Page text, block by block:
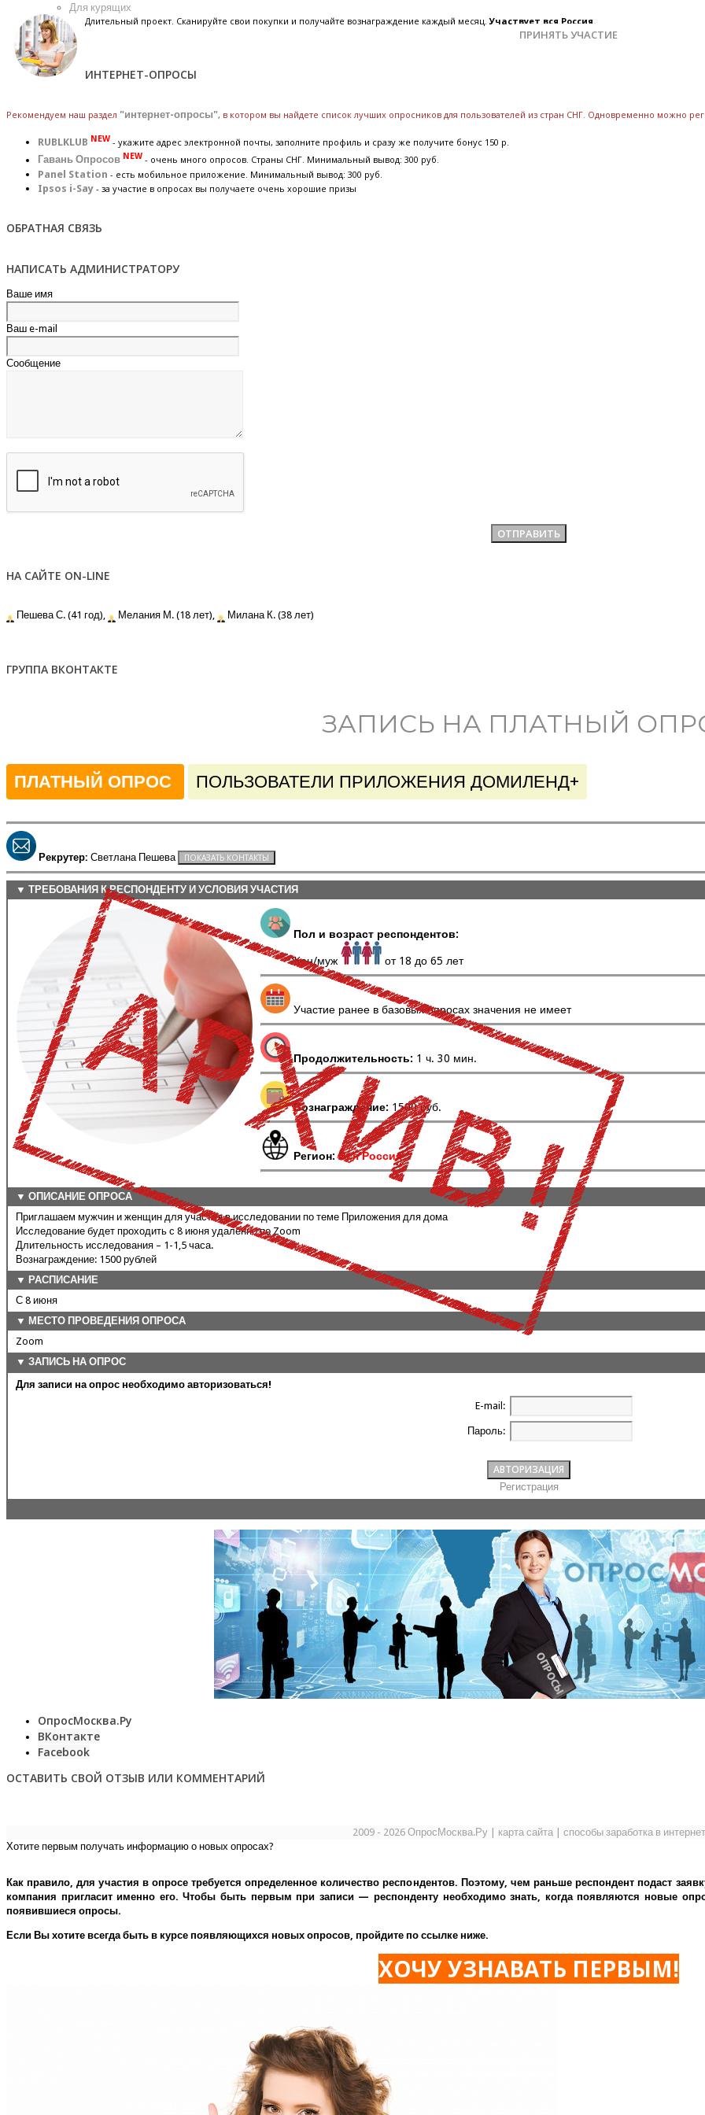
Для курящих
Длительный проект. Сканируйте свои покупки и получайте вознаграждение каждый месяц.Участвует вся Россия.
ПРИНЯТЬ УЧАСТИЕ
ИНТЕРНЕТ-ОПРОСЫ
Рекомендуем наш раздел "интернет-опросы", в котором вы найдете список лучших опросников для пользователей из стран СНГ. Одновременно можно
RUBLKLUB NEW - укажите адрес электронной почты, заполните профиль и сразу же получите бонус 150 р.
Гавань Опросов NEW - очень много опросов. Страны СНГ. Минимальный вывод: 300 руб.
Panel Station - есть мобильное приложение. Минимальный вывод: 300 руб.
Ipsos i-Say - за участие в опросах вы получаете очень хорошие призы
ОБРАТНАЯ СВЯЗЬ
НАПИСАТЬ АДМИНИСТРАТОРУ
Ваше имя
Ваш e-mail
Сообщение
НА САЙТЕ ON-LINE
Пешева С. (41 год), Мелания М. (18 лет), Милана К. (38 лет)
ГРУППА ВКОНТАКТЕ
ЗАПИСЬ НА ПЛАТНЫЙ
ПЛАТНЫЙ ОПРОС ПОЛЬЗОВАТЕЛИ ПРИЛОЖЕНИЯ ДОМИЛЕНД+
Рекрутер: Светлана Пешева
▼ ТРЕБОВАНИЯ К РЕСПОНДЕНТУ И УСЛОВИЯ УЧАСТИЯ
Пол и возраст респондентов:
Жен/муж от 18 до 65 лет
Участие ранее в базовых опросах значения не имеет
Продолжительность: 1 ч. 30 мин.
Вознаграждение: 1500 руб.
Регион:Вся Россия
▼ ОПИСАНИЕ ОПРОСА
Приглашаем мужчин и женщин для участия в исследовании по теме Приложения для дома
Исследование будет проходить с 8 июня удаленно по Zoom
Длительность исследования – 1-1,5 часа.
Вознаграждение: 1500 рублей
▼ РАСПИСАНИЕ
С 8 июня
▼ МЕСТО ПРОВЕДЕНИЯ ОПРОСА
Zoom
▼ ЗАПИСЬ НА ОПРОС
Для записи на опрос необходимо авторизоваться!
E-mail:
Пароль:
Регистрация
ОпросМосква.Ру
ВКонтакте
Facebook
ОСТАВИТЬ СВОЙ ОТЗЫВ ИЛИ КОММЕНТАРИЙ
2009 - 2026 ОпросМосква.Ру| карта сайта| способы заработка в интернет
Хотите первым получать информацию о новых опросах?
Как правило, для участия в опросе требуется определенное количество респондентов. Поэтому, чем раньше респондент подаст
компания пригласит именно его.Чтобы быть первым при записи — респонденту необходимо знать, когда появляются новые
появившиеся опросы.
Если Вы хотите всегда быть в курсе появляющихся новых опросов, пройдите по ссылке ниже.
ХОЧУ УЗНАВАТЬ ПЕРВЫМ!